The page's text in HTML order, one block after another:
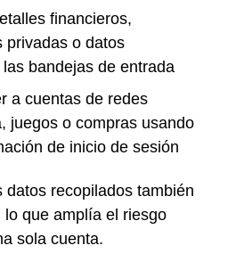
financieros,
privadas o datos
bandejas de entrada
a cuentas de redes
juegos o compras usando
de inicio de sesión
datos recopilados también
que amplía el riesgo
sola cuenta.